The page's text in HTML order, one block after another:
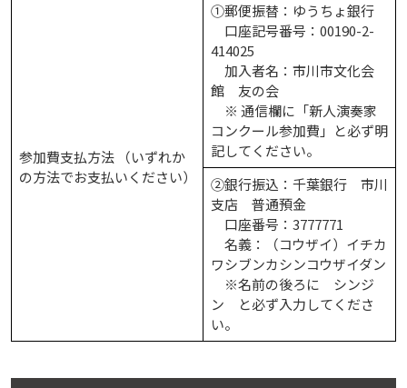
参加費支払方法 （いずれか
の方法でお支払いください）
①郵便振替：ゆうちょ銀行
口座記号番号：00190-2-
414025
加入者名：市川市文化会
館 友の会
※ 通信欄に「新人演奏家
コンクール参加費」と必ず明
記してください。
②銀行振込：千葉銀行 市川
支店 普通預金
口座番号：3777771
名義：（コウザイ）イチカ
ワシブンカシンコウザイダン
※名前の後ろに シンジ
ン と必ず入力してくださ
い。